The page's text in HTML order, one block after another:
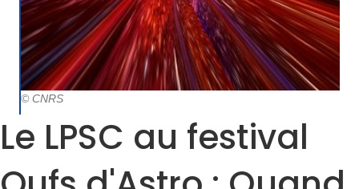
© CNRS
Le LPSC au festival